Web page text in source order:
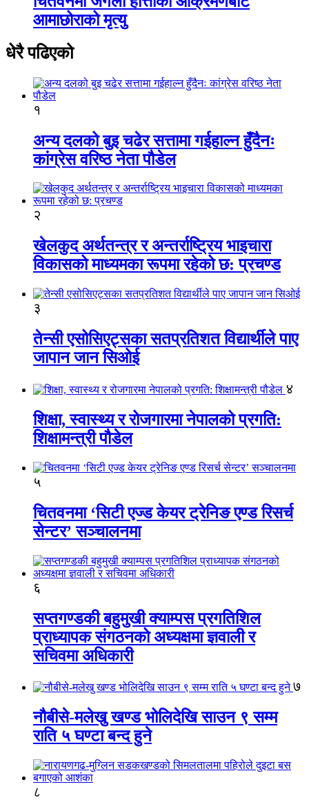
आमाछोराको मृत्यु
धेरै पढिएको
१
अन्य दलको बुइ चढेर सत्तामा गईहाल्न हुँदैनः
कांग्रेस वरिष्ठ नेता पौडेल
२
खेलकुद अर्थतन्त्र र अन्तर्राष्ट्रिय भाइचारा
विकासको माध्यमका रूपमा रहेको छ: प्रचण्ड
३
तेन्सी एसोसिएट्सका सतप्रतिशत विद्यार्थीले पाए
जापान जान सिओई
४
शिक्षा, स्वास्थ्य र रोजगारमा नेपालको प्रगति:
शिक्षामन्त्री पौडेल
५
चितवनमा ‘सिटी एज्ड केयर ट्रेनिङ एण्ड रिसर्च
सेन्टर’ सञ्चालनमा
६
सप्तगण्डकी बहुमुखी क्याम्पस प्रगतिशिल
प्राध्यापक संगठनको अध्यक्षमा ज्ञवाली र
सचिवमा अधिकारी
७
नौबीसे-मलेखु खण्ड भोलिदेखि साउन ९ सम्म
राति ५ घण्टा बन्द हुने
८